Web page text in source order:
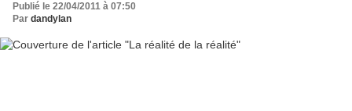
Publié le 22/04/2011 à 07:50
Par dandylan